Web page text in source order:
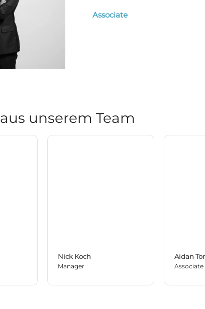
Associate
unserem Team
Nick Koch
Manager
Aidan
Associate